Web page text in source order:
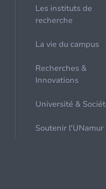
Les instituts de
recherche
La vie du campus
Recherches &
Innovations
Université &
Soutenir l'UNamur